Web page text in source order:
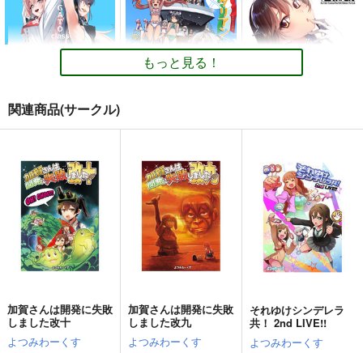
blue+α
550円（税込）
艦隊これくしょん-艦これ-
スキャンプ
ドラム
サンプル
blue+α
550円（税込）
艦隊これくしょん-艦これ-
コンテ・ディ・カブール
ポーラ
サンプル
よ!!足柄さん(25)
HYPER BRAND
330円（税込）
艦隊これくしょん-艦これ-
足柄
サンプル
もっと見る！
関連商品(サークル)
加賀さんは開発に失敗
しました改十
よつみわーくす
加賀さんは開発に失敗
しました改九
よつみわーくす
それゆけシンデレラ
共！ 2nd LIVE!!
よつみわーくす